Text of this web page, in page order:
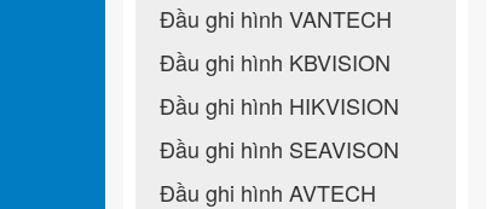
Đầu ghi hình VANTECH
Đầu ghi hình KBVISION
Đầu ghi hình HIKVISION
Đầu ghi hình SEAVISON
Đầu ghi hình AVTECH